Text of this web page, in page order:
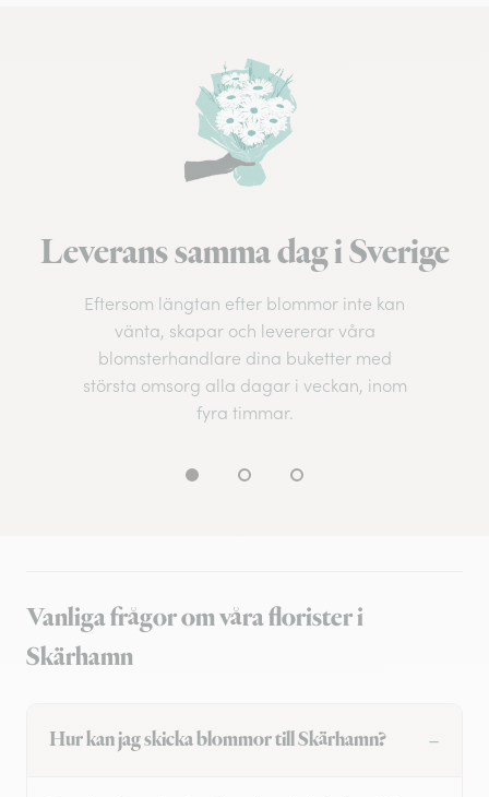
Leverans samma dag i Sverige
Eftersom längtan efter blommor inte kan
vänta, skapar och levererar våra
blomsterhandlare dina buketter med
största omsorg alla dagar i veckan, inom
fyra timmar.
Vanliga frågor om våra florister i
Skärhamn
Hur kan jag skicka blommor till Skärhamn?